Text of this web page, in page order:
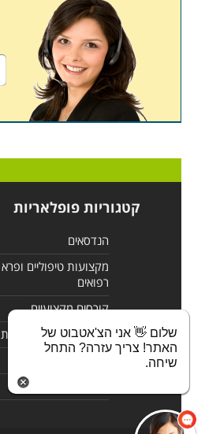
קטגוריות פופלאריות
הנדסאים
מקצועות טיפוליים ופרא
רפואים
קורסים מקצועיים
לימודי מחשבים ורשתות
שלום 👋 אני הצ'אטבוט של
האתר! צריך עזרה? התחל
שיחה.